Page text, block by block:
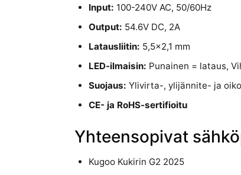
Input: 100-240V AC, 50/60Hz
Output: 54.6V DC, 2A
Latausliitin: 5,5×2,1 mm
LED-ilmaisin: Punainen = lataus,
Suojaus: Ylivirta-, ylijännite- ja
CE- ja RoHS-sertifioitu
Yhteensopivat
Kugoo Kukirin G2 2025